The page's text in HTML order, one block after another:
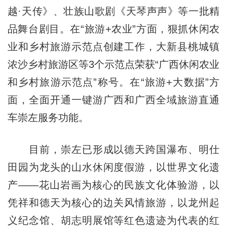
越·天传》、壮族山歌剧《天琴声声》等一批精
品舞台剧目。在“旅游+农业”方面，狠抓休闲农
业和乡村旅游示范点创建工作，大新县桃城镇
浓沙乡村旅游区等3个示范点荣获“广西休闲农业
和乡村旅游示范点”称号。在“旅游+大数据”方
面，全面开通一键游广西和广西全域旅游直通
车崇左服务功能。
目前，崇左已形成以德天跨国瀑布、明仕
田园为龙头的山水休闲度假游，以世界文化遗
产——花山岩画为核心的民族文化体验游，以
凭祥和德天为核心的边关风情旅游，以龙州起
义纪念馆、胡志明展馆等红色遗迹为代表的红